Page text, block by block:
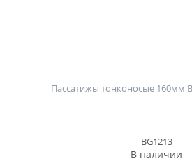
Пассатижы тонконосые 160мм
BG1213
В наличии